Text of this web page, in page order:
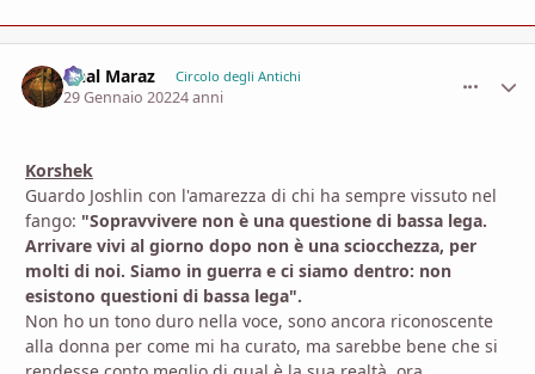
Ghal Maraz Circolo degli Antichi
29 Gennaio 20224 anni
Korshek
Guardo Joshlin con l'amarezza di chi ha sempre vissuto nel
fango: "Sopravvivere non è una questione di bassa lega.
Arrivare vivi al giorno dopo non è una sciocchezza, per
molti di noi. Siamo in guerra e ci siamo dentro: non
esistono questioni di bassa lega".
Non ho un tono duro nella voce, sono ancora riconoscente
alla donna per come mi ha curato, ma sarebbe bene che si